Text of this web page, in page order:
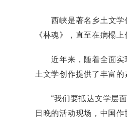
西峡是著名乡土文学作
《林魂》，直至在病榻
近年来，随着全面实现
土文学创作提供了丰富的
“我们要抵达文学层面
日晚的活动现场，中国